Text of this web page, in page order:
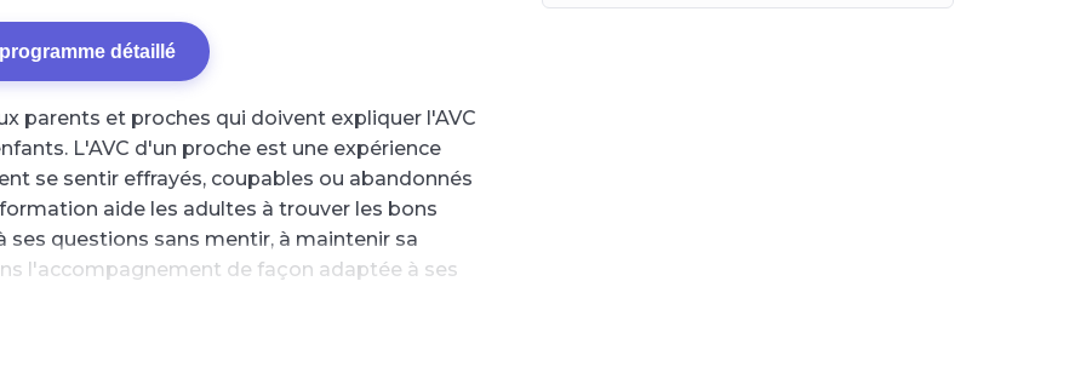
détaillé
parents et proches qui doivent expliquer l'AVC
L'AVC d'un proche est une expérience
se sentir effrayés, coupables ou abandonnés
aide les adultes à trouver les bons
questions sans mentir, à maintenir sa
l'accompagnement de façon adaptée à ses